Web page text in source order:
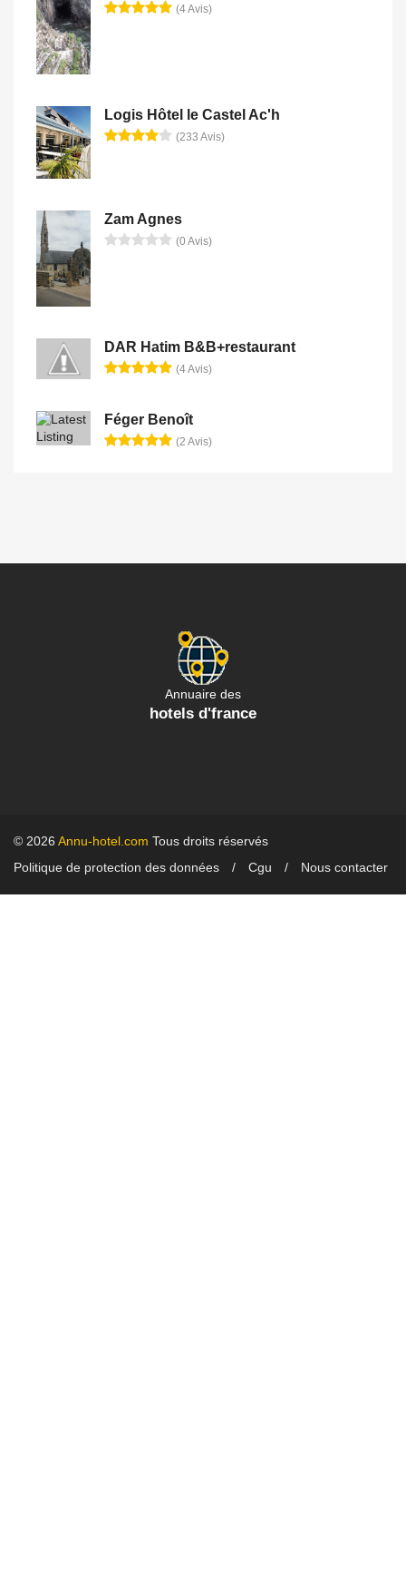
(4 Avis)
Logis Hôtel le Castel Ac'h
(233 Avis)
Zam Agnes
(0 Avis)
DAR Hatim B&B+restaurant
(4 Avis)
Féger Benoît
(2 Avis)
Annuaire des
hotels d'france
© 2026 Annu-hotel.com Tous droits réservés
Politique de protection des données
Cgu Nous contacter